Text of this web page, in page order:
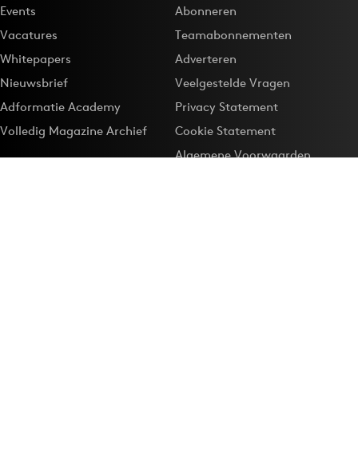
Events
Vacatures
Whitepapers
Nieuwsbrief
Adformatie Academy
Volledig Magazine Archief
Abonneren
Teamabonnementen
Adverteren
Veelgestelde Vragen
Privacy Statement
Cookie Statement
Algemene Voorwaarden